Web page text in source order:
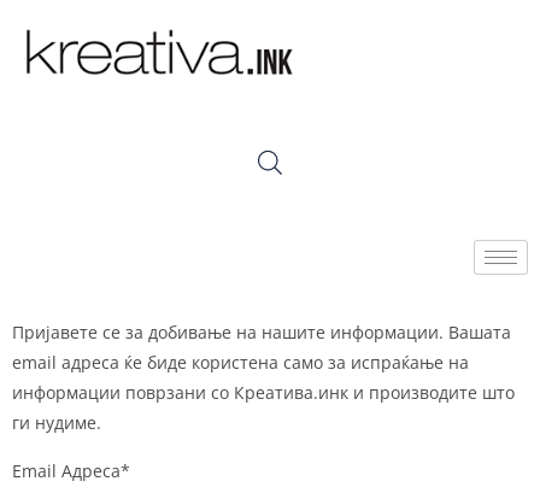
Пријавете се за добивање на нашите информации. Вашата
email адреса ќе биде користена само за испраќање на
информации поврзани со Креатива.инк и производите што
ги нудиме.
Email Адреса*